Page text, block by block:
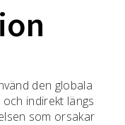
den globala
indirekt längs
som orsakar